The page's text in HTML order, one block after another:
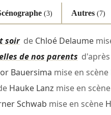
(3) Autres(7)
soirde Chloé Delaume
de nos parents d'après
Bauersima mise en scène
Hauke Lanz mise en scène
Schwab mise en scène